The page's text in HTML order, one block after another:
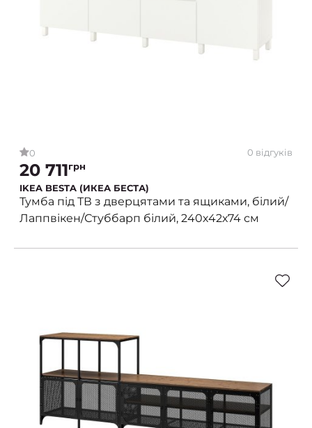
0 0 відгуків
20 711грн
IKEA BESTA (ИКЕА БЕСТА)
Тумба під ТВ з дверцятами та ящиками, білий/
Лаппвікен/Стуббарп білий, 240х42х74 см